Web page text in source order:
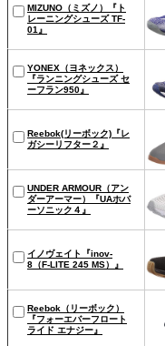
MIZUNO（ミズノ）『ト
レーニングシューズ TF-
01』
YONEX（ヨネックス）
『ランニングシューズ セ
ーフラン950』
Reebok(リーボック)『レ
ガシーリフター２』
UNDER ARMOUR（アン
ダーアーマー）『UAホバ
ーソニック４』
イノヴェイト『inov-
8（F-LITE 245 MS）』
Reebok（リーボック）
『フォーエバーフロート
ライド エナジー』